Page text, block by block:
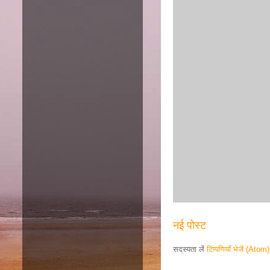
नई पोस्ट
सदस्यता लेंटिप्पणियाँ भेजें (Atom)